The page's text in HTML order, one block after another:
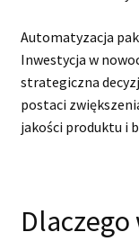
Automatyzacja
Inwestycja w
strategiczna
postaci
jakości produktu i